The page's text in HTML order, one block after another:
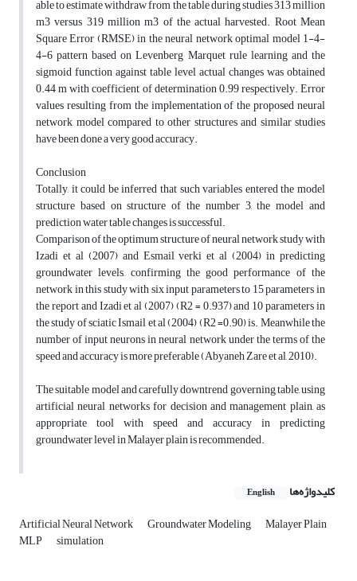
able to estimate withdraw from the table during studies 313 million
m3 versus 319 million m3 of the actual harvested. Root Mean
Square Error (RMSE) in the neural network optimal model 1-4-
4-6 pattern based on Levenberg Marquet rule learning and the
sigmoid function against table level actual changes was obtained
0.44 m with coefficient of determination 0.99 respectively. Error
values resulting from the implementation of the proposed neural
network model compared to other structures and similar studies
have been done a very good accuracy.
Conclusion
Totally, it could be inferred that such variables entered the model
structure based on structure of the number 3, the model and
prediction water table changes is successful.
Comparison of the optimum structure of neural network study with
Izadi et al (2007) and Esmail verki et al (2004) in predicting
groundwater levels, confirming the good performance of the
network in this study with six input parameters to 15 parameters in
the report and Izadi et al (2007) (R2 = 0.937) and 10 parameters in
the study of sciatic Ismail et al (2004) (R2 =0.90) is. Meanwhile the
number of input neurons in neural network under the terms of the
speed and accuracy is more preferable (Abyaneh Zare et al, 2010).
The suitable model and carefully downtrend governing table, using
artificial neural networks for decision and management plain, as
appropriate tool with speed and accuracy in predicting
groundwater level in Malayer plain is recommended.
کلیدواژه‌ها English
Artificial Neural Network Groundwater Modeling Malayer Plain
MLP simulation